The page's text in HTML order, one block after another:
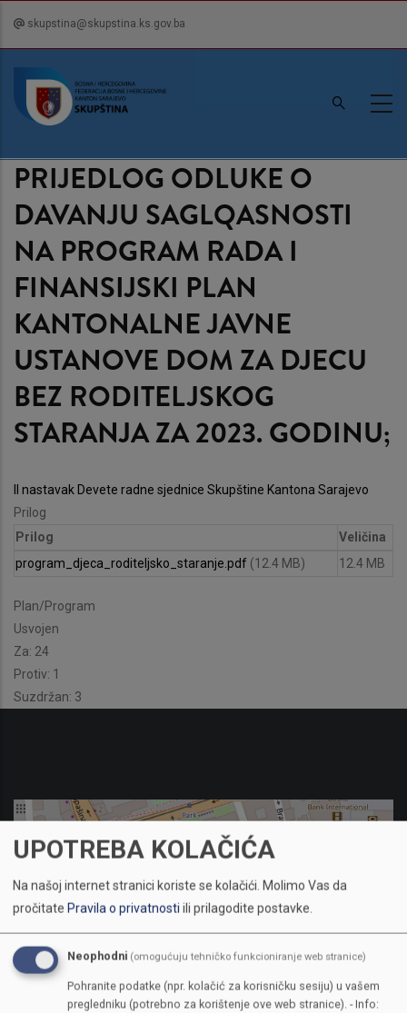
content
skupstina@skupstina.ks.gov.ba
PRIJEDLOG ODLUKE O
DAVANJU SAGLQASNOSTI
NA PROGRAM RADA I
FINANSIJSKI PLAN
KANTONALNE JAVNE
USTANOVE DOM ZA DJECU
BEZ RODITELJSKOG
STARANJA ZA 2023. GODINU;
II nastavak Devete radne sjednice Skupštine Kantona Sarajevo
Prilog
Prilog
Veličina
program_djeca_roditeljsko_staranje.pdf (12.4 MB) 12.4 MB
Plan/Program
Usvojen
Za: 24
Protiv: 1
Suzdržan: 3
UPOTREBA KOLAČIĆA
Na našoj internet stranici koriste se kolačići. Molimo Vas da
pročitate Pravila o privatnostiili prilagodite postavke.
Neophodni (omogućuju tehničko funkcioniranje web stranice)
Pohranite podatke (npr. kolačić za korisničku sesiju) u vašem
pregledniku (potrebno za korištenje ove web stranice). - Info: